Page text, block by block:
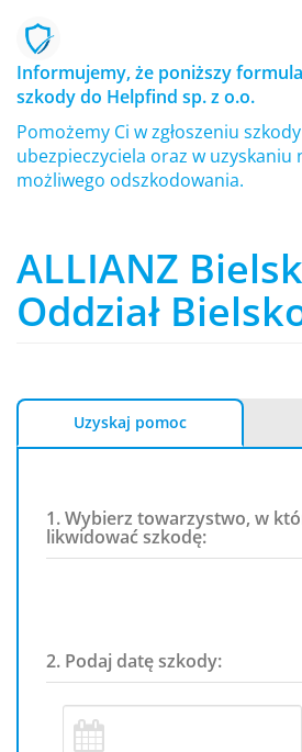
Informujemy, że poniższy
szkody do Helpfind sp. z o.o.
Pomożemy Ci w zgłoszeniu
ubezpieczyciela oraz w uzyskaniu
możliwego odszkodowania.
ALLIANZ
Oddział
Uzyskaj pomoc
1. Wybierz towarzystwo, w
likwidować szkodę:
2. Podaj datę szkody: